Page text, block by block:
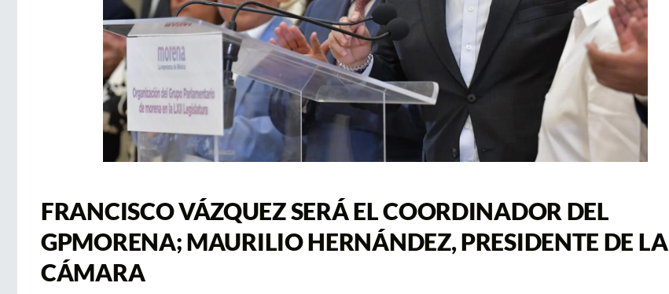
FRANCISCO VÁZQUEZ SERÁ EL COORDINADOR DEL
GPMORENA; MAURILIO HERNÁNDEZ, PRESIDENTE DE LA
CÁMARA